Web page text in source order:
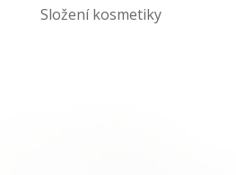
Složení kosmetiky